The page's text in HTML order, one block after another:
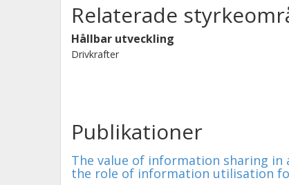
Relaterade
Hållbar utveckling
Drivkrafter
Publikationer
The value of information sharing
the role of information utilisation